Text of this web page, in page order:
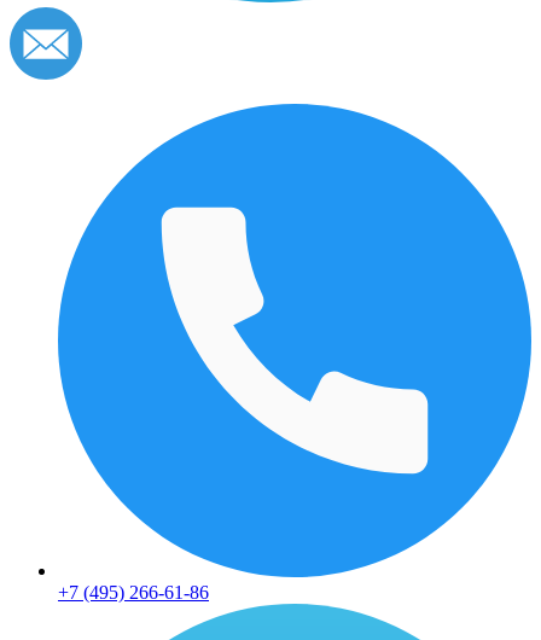
+7 (495) 266-61-86